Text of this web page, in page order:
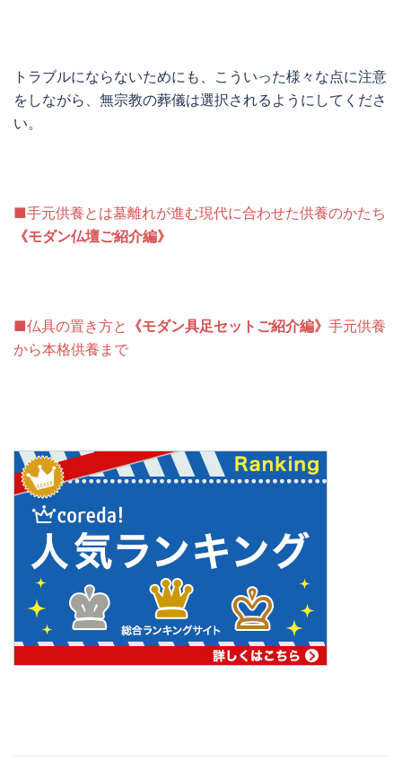
トラブルにならないためにも、こういった様々な点に注意
をしながら、無宗教の葬儀は選択されるようにしてくださ
い。
■手元供養とは墓離れが進む現代に合わせた供養のかたち
《モダン仏壇ご紹介編》
■仏具の置き方と 《モダン具足セットご紹介編》 手元供養
から本格供養まで